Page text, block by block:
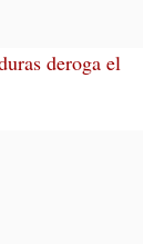
deroga el